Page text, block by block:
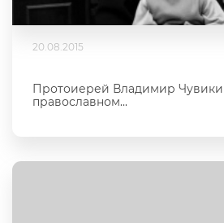
20.08.2015
Протоиерей Владимир
православном...